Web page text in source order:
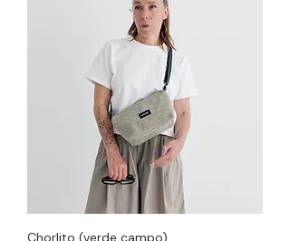
Chorlito (verde campo)